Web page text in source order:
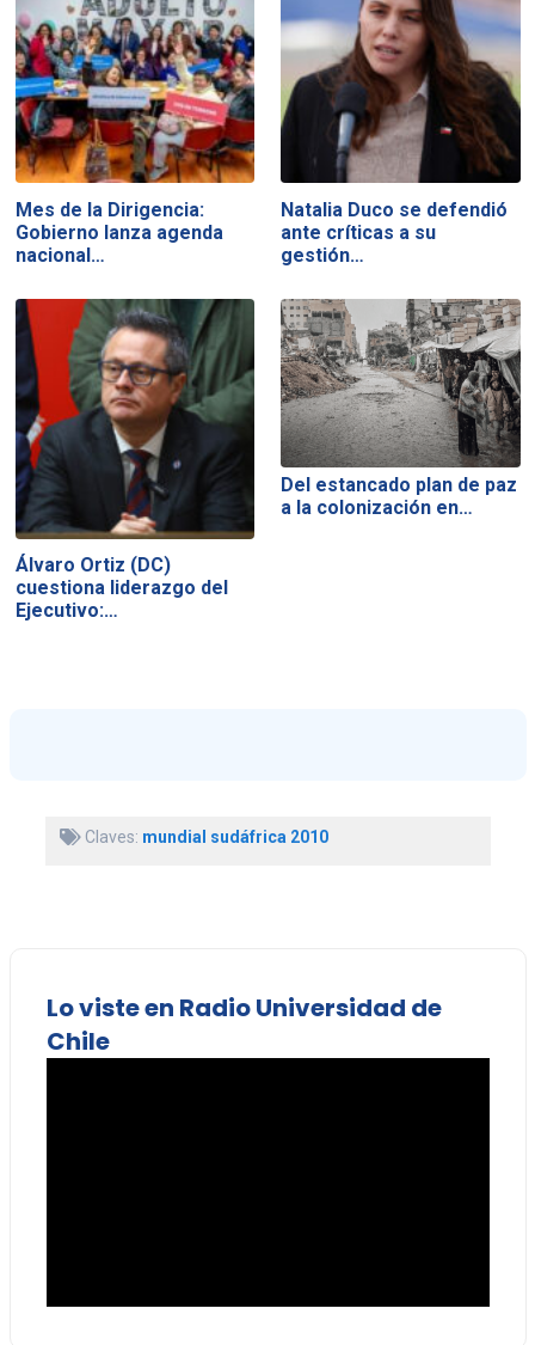
Mes de la Dirigencia:
Gobierno lanza agenda
nacional…
Natalia Duco se defendió
ante críticas a su
gestión…
Álvaro Ortiz (DC)
cuestiona liderazgo del
Ejecutivo:…
Del estancado plan de paz
a la colonización en…
Claves: mundial sudáfrica 2010
Lo viste en Radio Universidad de
Chile